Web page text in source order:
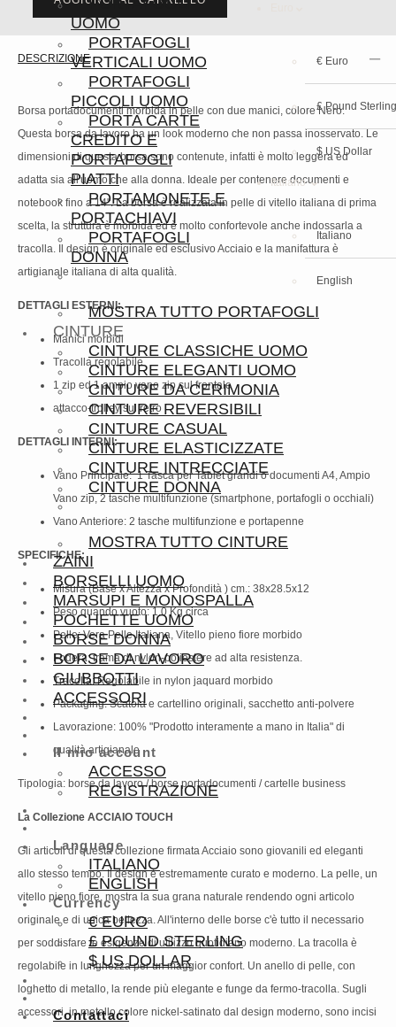
€ Euro
£ Pound Sterling
$ US Dollar
Italiano
Italiano
English
PORTAFOGLI
UOMO
PORTAFOGLI
VERTICALI UOMO
PORTAFOGLI
PICCOLI UOMO
PORTA CARTE
CREDITO E
PORTAFOGLI
PIATTI
PORTAMONETE E
PORTACHIAVI
PORTAFOGLI
DONNA
MOSTRA TUTTO PORTAFOGLI
CINTURE
CINTURE CLASSICHE UOMO
CINTURE ELEGANTI UOMO
CINTURE DA CERIMONIA
CINTURE REVERSIBILI
CINTURE CASUAL
CINTURE ELASTICIZZATE
CINTURE INTRECCIATE
CINTURE DONNA
MOSTRA TUTTO CINTURE
ZAINI
BORSELLI UOMO
MARSUPI E MONOSPALLA
POCHETTE UOMO
BORSE DONNA
BORSE DA LAVORO
GIUBBOTTI
ACCESSORI
Il mio account
ACCESSO
REGISTRAZIONE
Language
ITALIANO
ENGLISH
Currency
€ EURO
£ POUND STERLING
$ US DOLLAR
Contattaci
DESCRIZIONE
Borsa portadocumenti morbida in pelle con due manici, colore Nero.
Questa borsa da lavoro ha un look moderno che non passa inosservato. Le
dimensioni di questa borsa sono contenute, infatti è molto leggera ed
adatta sia all'uomo che alla donna. Ideale per contenere documenti e
notebook fino a 14". La borsa è realizzata in pelle di vitello italiana di prima
scelta, la struttura è morbida ed è molto confortevole anche indossarla a
tracolla. Il design è originale ed esclusivo Acciaio e la manifattura è
artigianale italiana di alta qualità.
DETTAGLI ESTERNI:
Manici morbidi
Tracolla regolabile
1 zip ed 1 ampio vano zip sul frontale
attacco-trolley sul retro
DETTAGLI INTERNI:
Vano Principale: 1 Tasca per Tablet grandi o documenti A4, Ampio
Vano zip, 2 tasche multifunzione (smartphone, portafogli o occhiali)
Vano Anteriore: 2 tasche multifunzione e portapenne
SPECIFICHE:
Misura (Base x Altezza x Profondità ) cm.: 38x28.5x12
Peso quando vuoto: 1.0 Kg circa
Pelle: Vera Pelle Italiana, Vitello pieno fiore morbido
Fodera: trama di nylon-poliestere ad alta resistenza.
Tracolla: Regolabile in nylon jaquard morbido
Packaging: Scatola e cartellino originali, sacchetto anti-polvere
Lavorazione: 100% "Prodotto interamente a mano in Italia" di
qualità artigianale
Tipologia: borse da lavoro / borse portadocumenti / cartelle business
La Collezione ACCIAIO TOUCH
Gli articoli di questa collezione firmata Acciaio sono giovanili ed eleganti
allo stesso tempo. Il design è estremamente curato e moderno. La pelle, un
vitello pieno fiore, mostra la sua grana naturale rendendo ogni articolo
originale e di unica bellezza. All'interno delle borse c'è tutto il necessario
per soddisfare le esigenze di utilizzo quotidiano moderno. La tracolla è
regolabile in lunghezza per un maggior confort. Un anello di pelle, con
loghetto di metallo, la rende più elegante e funge da fermo-tracolla. Sugli
accessori, in metallo colore nickel-satinato dal design moderno, sono incisi